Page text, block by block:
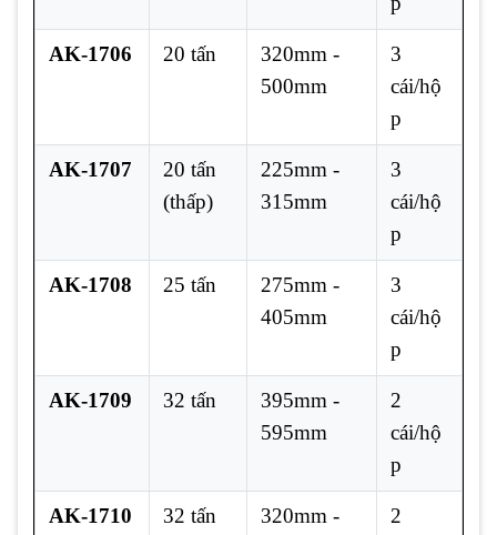
AK-1706 20 tấn
320mm -
500mm
3
cái/hộ
p
AK-1707
20 tấn
(thấp)
225mm -
315mm
3
cái/hộ
p
AK-1708 25 tấn
275mm -
405mm
3
cái/hộ
p
AK-1709 32 tấn
395mm -
595mm
2
cái/hộ
p
AK-1710
32 tấn
320mm -
2